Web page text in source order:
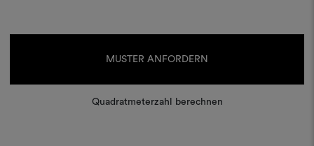
MUSTER ANFORDERN
Quadratmeterzahl berechnen